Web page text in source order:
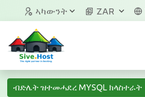
ኣካውንት ZAR
ብድሌት ዝተመሓደረ MYSQL ክላስተራት